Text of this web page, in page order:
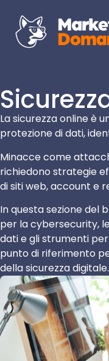
La sicurezza online è
protezione di dati,
Minacce come
richiedono strategie
di siti web, account e
In questa sezione del
per la cybersecurity,
dati e gli strumenti
punto di riferimento
della sicurezza digitale.